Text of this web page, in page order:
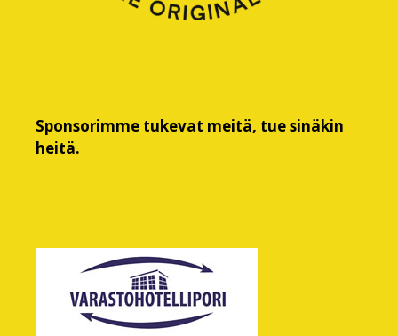
Sponsorimme tukevat meitä, tue sinäkin
heitä.